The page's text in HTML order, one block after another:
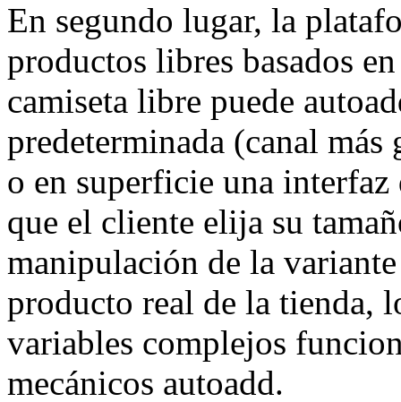
En segundo lugar, la
productos libres basados
camiseta libre puede
predeterminada (canal
o en superficie una interfaz
que el cliente elija su
manipulación de la
producto real de la tienda,
variables complejos
mecánicos autoadd.